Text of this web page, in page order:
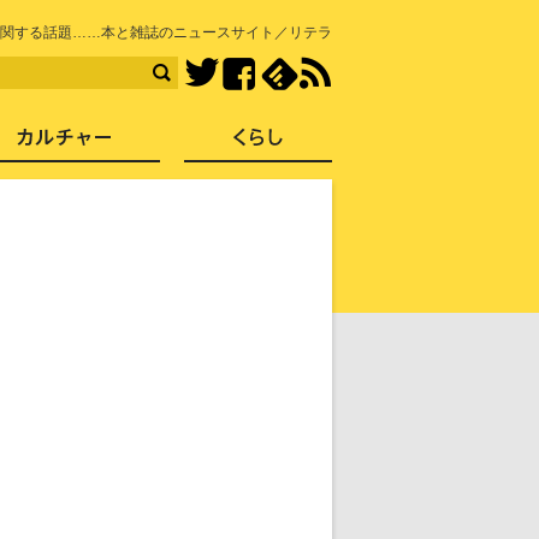
関する話題……本と雑誌のニュースサイト／リテラ
TwitterFacebook
社会